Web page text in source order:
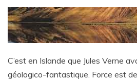
C’est en Islande que Jules Verne
géologico-fantastique. Force est